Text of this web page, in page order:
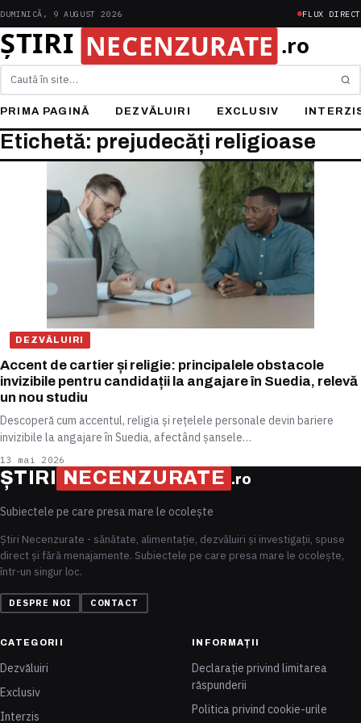
DUMINICĂ, 9 AUGUST 2026 FLUX DIRECT
Caută
PRIMA PAGINĂ DEZVĂLUIRI EXCLUSIV
Etichetă: prejudecăți religioase
DEZVĂLUIRI
Accent de cartier și religie: principalele obstacole
invizibile pentru candidații la angajare în Suedia, relevă
un nou studiu
Descoperă cum accentul, religia și rețelele personale devin bariere
invizibile la angajare în Suedia, afectând șansele…
13 mai 2026
ȘTIRI NECENZURATE .ro
Subiectele pe care presa mare le ocolește
Știri Necenzurate - sănătate, alimentație, dezvăluiri și investigații, spuse
direct și fără menajamente. Subiectele pe care presa mare le ocolește,
într-un singur loc.
DESPRE NOI CONTACT
CATEGORII
Dezvăluiri
Exclusiv
Interzis
INFORMAȚII
Declarație privind limitarea
răspunderii
Politica privind cookie-urile